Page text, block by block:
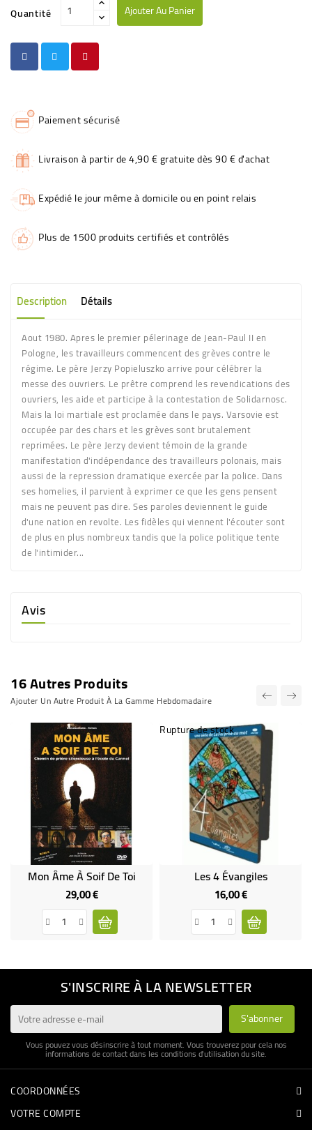
Quantité Ajouter Au Panier
Paiement sécurisé
Livraison à partir de 4,90 € gratuite dès 90 € d'achat
Expédié le jour même à domicile ou en point relais
Plus de 1500 produits certifiés et contrôlés
Description Détails
Aout 1980. Apres le premier pélerinage de Jean-Paul II en
Pologne, les travailleurs commencent des grèves contre le
régime. Le père Jerzy Popieluszko arrive pour célébrer la
messe des ouvriers. Le prêtre comprend les revendications des
ouvriers, les aide et participe à la contestation de Solidarnosc.
Mais la loi martiale est proclamée dans le pays. Varsovie est
occupée par des chars et les grèves sont brutalement
reprimées. Le père Jerzy devient témoin de la grande
manifestation d'indépendance des travailleurs polonais, mais
aussi de la repression dramatique exercée par la police. Dans
ses homelies, il parvient à exprimer ce que les gens pensent
mais ne peuvent pas dire. Ses paroles deviennent le guide
d'une nation en revolte. Les fidèles qui viennent l'écouter sont
de plus en plus nombreux tandis que la police politique tente
de l'intimider...
Avis
16 Autres Produits
Ajouter Un Autre Produit À La Gamme Hebdomadaire
Mon Âme À Soif De Toi
29,00 €Prix
Rupture de stock
Les 4 Évangiles
16,00 €Prix
S'INSCRIRE À LA NEWSLETTER
Vous pouvez vous désinscrire à tout moment. Vous trouverez pour cela nos
informations de contact dans les conditions d'utilisation du site.
COORDONNÉES
VOTRE COMPTE